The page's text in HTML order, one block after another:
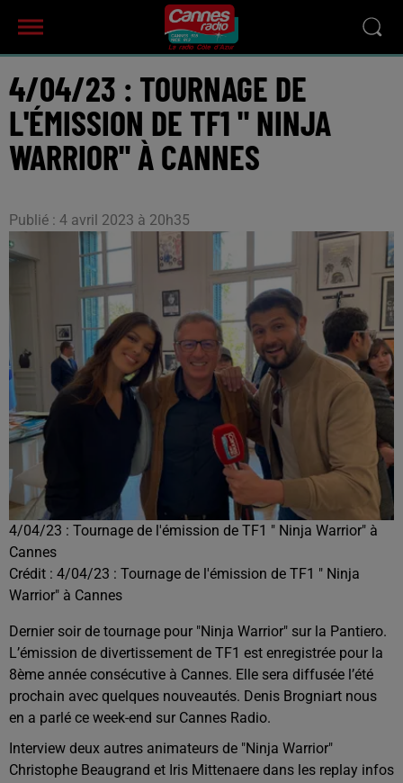
4/04/23 : TOURNAGE DE
L'ÉMISSION DE TF1 " NINJA
WARRIOR" À CANNES
Publié : 4 avril 2023 à 20h35
4/04/23 : Tournage de l'émission de TF1 " Ninja Warrior" à
Cannes
Crédit : 4/04/23 : Tournage de l'émission de TF1 " Ninja
Warrior" à Cannes
Dernier soir de tournage pour "Ninja Warrior" sur la Pantiero.
L’émission de divertissement de TF1 est enregistrée pour la
8ème année consécutive à Cannes. Elle sera diffusée l’été
prochain avec quelques nouveautés. Denis Brogniart nous
en a parlé ce week-end sur Cannes Radio.
Interview deux autres animateurs de "Ninja Warrior"
Christophe Beaugrand et Iris Mittenaere dans les replay infos